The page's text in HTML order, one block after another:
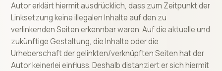
Autor erklärt hiermit ausdrücklich, dass zum Zeitpunkt der
Linksetzung keine illegalen Inhalte auf den zu
verlinkenden Seiten erkennbar waren. Auf die aktuelle und
zukünftige Gestaltung, die Inhalte oder die
Urheberschaft der gelinkten/verknüpften Seiten hat der
Autor keinerlei einfluss. Deshalb distanziert er sich hiermit